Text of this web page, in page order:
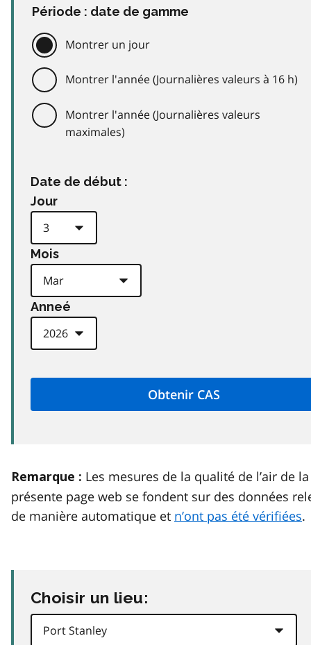
Période : date de gamme
Montrer un jour
Montrer l'année (Journalières valeurs à 16 h)
Montrer l'année (Journalières valeurs
maximales)
Date de début :
Jour
Mois
Anneé
Remarque : Les mesures de la qualité de l’air de la
présente page web se fondent sur des données
de manière automatique et n’ont pas été vérifiées.
Choisir un lieu: